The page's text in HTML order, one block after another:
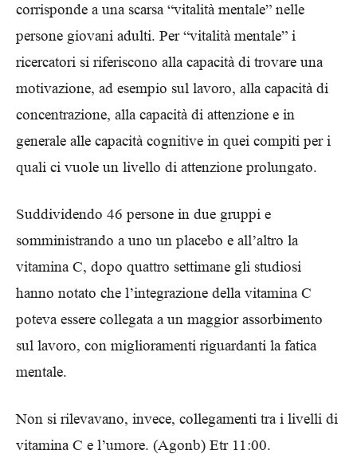
corrisponde a una scarsa “vitalità mentale” nelle
persone giovani adulti. Per “vitalità mentale” i
ricercatori si riferiscono alla capacità di trovare una
motivazione, ad esempio sul lavoro, alla capacità di
concentrazione, alla capacità di attenzione e in
generale alle capacità cognitive in quei compiti per i
quali ci vuole un livello di attenzione prolungato.
Suddividendo 46 persone in due gruppi e
somministrando a uno un placebo e all’altro la
vitamina C, dopo quattro settimane gli studiosi
hanno notato che l’integrazione della vitamina C
poteva essere collegata a un maggior assorbimento
sul lavoro, con miglioramenti riguardanti la fatica
mentale.
Non si rilevavano, invece, collegamenti tra i livelli di
vitamina C e l’umore. (Agonb) Etr 11:00.